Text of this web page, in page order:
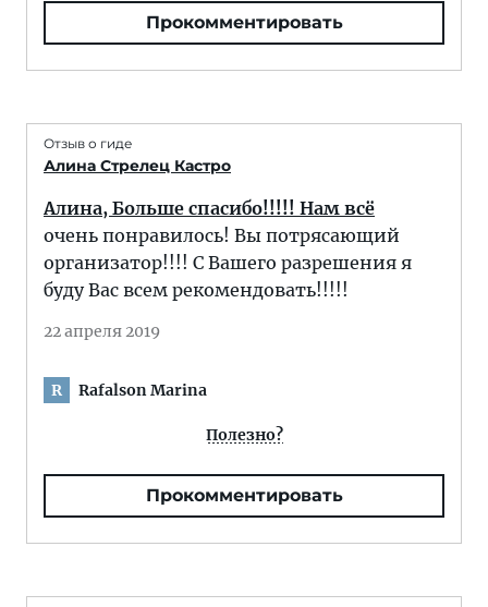
Прокомментировать
Отзыв о гиде
Алина Стрелец Кастро
Алина, Больше спасибо!!!!! Нам всё
очень понравилось! Вы потрясающий
организатор!!!! С Вашего разрешения я
буду Вас всем рекомендовать!!!!!
22 апреля 2019
R Rafalson Marina
Полезно?
Прокомментировать